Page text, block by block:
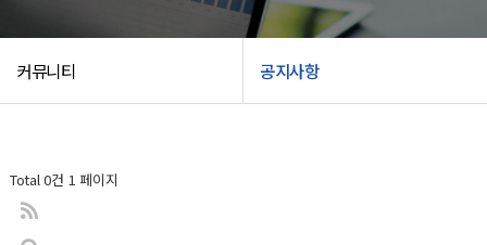
커뮤니티 공지사항
Total 0건 1 페이지